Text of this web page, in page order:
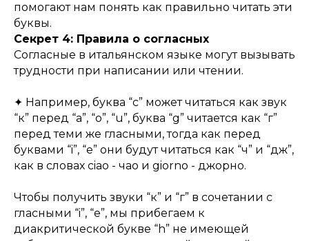
помогают нам понять как правильно читать эти
буквы.
Секрет 4: Правила о согласных
Согласные в итальянском языке могут вызывать
трудности при написании или чтении.
✦ Например, буква “c” может читаться как звук
“к” перед “a”, “o”, “u”, буква “g” читается как “г”
перед теми же гласными, тогда как перед
буквами “i”, “e” они будут читаться как “ч” и “дж”,
как в словах ciao - чао и giorno - джорно.
Чтобы получить звуки “к” и “г” в сочетании с
гласными “i”, “e”, мы прибегаем к
диакритической букве “h” не имеющей